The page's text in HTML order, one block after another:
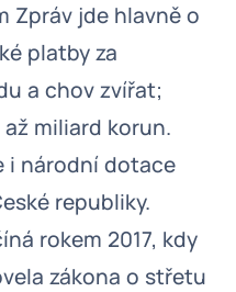
Zpráv jde hlavně o
platby za
a chov zvířat;
miliard korun.
i národní dotace
republiky.
rokem 2017, kdy
zákona o střetu